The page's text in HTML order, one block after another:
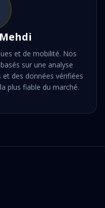
Mehdi
et de mobilité. Nos
sur une analyse
des données vérifiées
plus fiable du marché.